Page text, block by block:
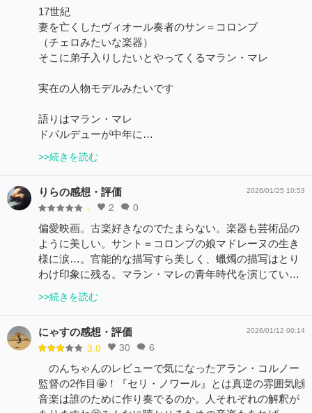
17世紀
妻を亡くしたヴィオール奏者のサン＝コロンブ
（チェロみたいな楽器）
そこに弟子入りしたいとやってくるマラン・マレ
実在の人物モデルみたいです
語りはマラン・マレ
ドパルデューが中年に…
>>続きを読む
りらの感想・評価
- 2 0
2026/01/25 10:53
偏愛映画。古楽好きなのでたまらない。楽器も芸術品の
ように美しい。サント＝コロンブの娘マドレーヌの生き
様に涙…。官能的な描写すら美しく、蠟燭の描写はとり
わけ印象に残る。マラン・マレの青年時代を演じてい…
>>続きを読む
にゃすの感想・評価
3.0 30 6
2026/01/12 00:14
のんちゃんのレビューで気になったアラン・コルノー
監督の2作目🤩！『セリ・ノワール』とは真逆の雰囲気🙌
音楽は誰のために作り奏でるのか。人それぞれの解釈が